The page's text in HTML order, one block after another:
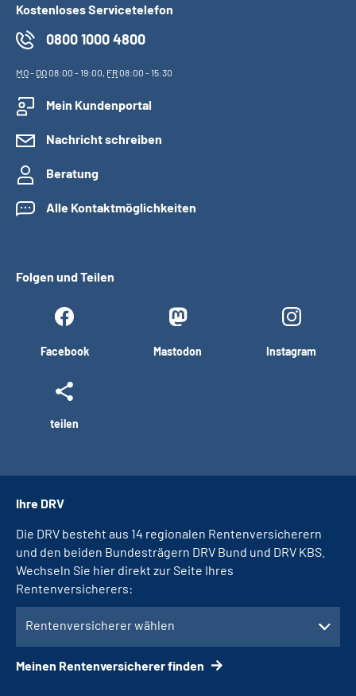
Kostenloses Servicetelefon
0800 1000 4800
MO- DO08:00 - 19:00, FR08:00 - 15:30
Mein Kundenportal
Nachricht schreiben
Beratung
Alle Kontaktmöglichkeiten
Folgen und Teilen
Facebook Mastodon Instagram
teilen
Ihre DRV
Die DRV besteht aus 14 regionalen Rentenversicherern
und den beiden Bundesträgern DRV Bund und DRV KBS.
Wechseln Sie hier direkt zur Seite Ihres
Rentenversicherers:
Rentenversicherer wählen
Meinen Rentenversicherer finden